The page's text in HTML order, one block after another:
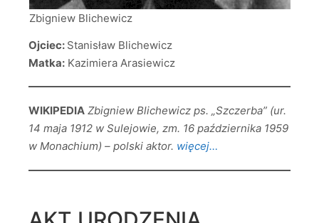
Zbigniew Blichewicz
Ojciec: Stanisław Blichewicz
Matka: Kazimiera Arasiewicz
WIKIPEDIA Zbigniew Blichewicz ps. „Szczerba” (ur.
14 maja 1912 w Sulejowie, zm. 16 października 1959
w Monachium) – polski aktor. więcej…